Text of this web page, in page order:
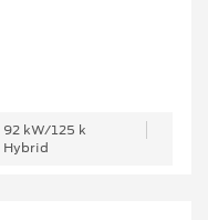
92 kW/125 k
Hybrid